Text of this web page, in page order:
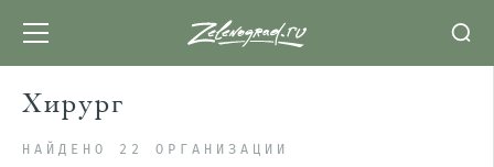
Хирург
НАЙДЕНО 22 ОРГАНИЗАЦИИ